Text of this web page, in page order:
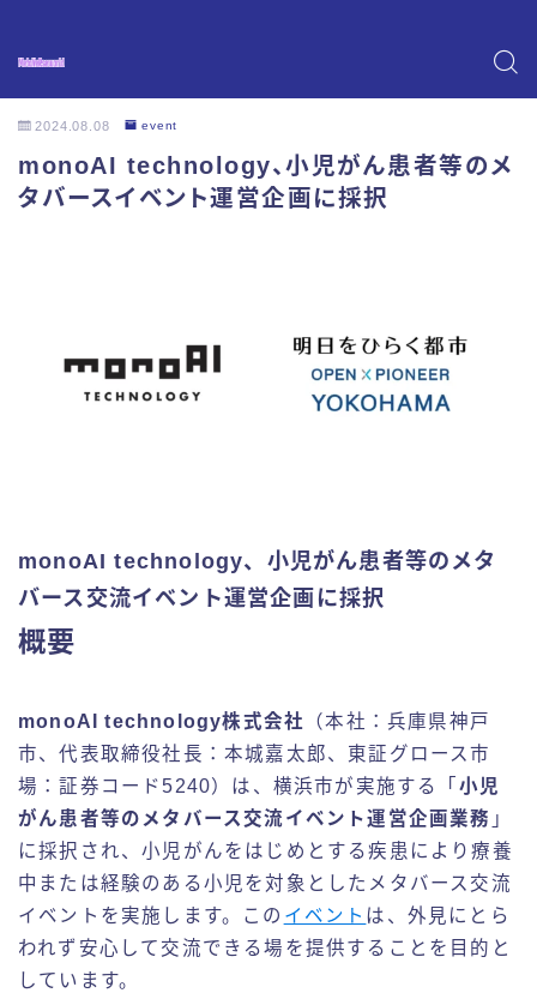
2024.08.08 event
monoAI technology、小児がん患者等のメ
タバースイベント運営企画に採択
monoAI technology、小児がん患者等のメタ
バース交流イベント運営企画に採択
概要
monoAI technology株式会社
（本社：兵庫県神戸
市、代表取締役社長：本城嘉太郎、東証グロース市
場：証券コード5240）は、横浜市が実施する「 小児
がん患者等のメタバース交流イベント運営企画業務 」
に採択され、小児がんをはじめとする疾患により療養
中または経験のある小児を対象としたメタバース交流
イベントを実施します。この イベント は、外見にとら
われず安心して交流できる場を提供することを目的と
しています。